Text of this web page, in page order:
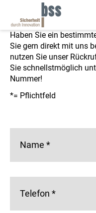
Unser
Haben Sie ein
Sie gern direkt mit uns
nutzen Sie unser
Sie schnellstmöglich
Nummer!
*= Pflichtfeld
Name *
Telefon *